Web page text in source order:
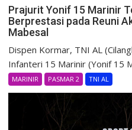
Prajurit Yonif 15 Marinir
Berprestasi pada Reuni
Mabesal
Dispen Kormar, TNI AL
Infanteri 15 Marinir (Yonif 15
MARINIR PASMAR 2 TNI AL